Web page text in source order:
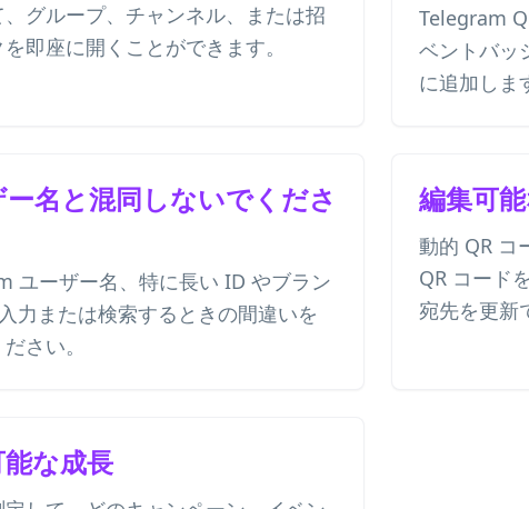
、グループ、チャンネル、または招
即座に開くことができます。
Telegram
ベントバッ
に追加しま
名と混同しないでくださ
ユーザー名、特に長い ID やブラン
力または検索するときの間違いを
さい。
編集可
動的 QR コ
QR コード
宛先を更新
な成長